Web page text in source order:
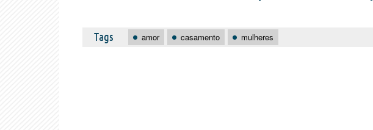
Tags amor casamento mulheres